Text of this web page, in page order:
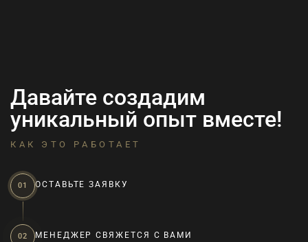
Давайте создадим
уникальный опыт вместе!
КАК ЭТО РАБОТАЕТ
01 ОСТАВЬТЕ ЗАЯВКУ
02 МЕНЕДЖЕР СВЯЖЕТСЯ С ВАМИ